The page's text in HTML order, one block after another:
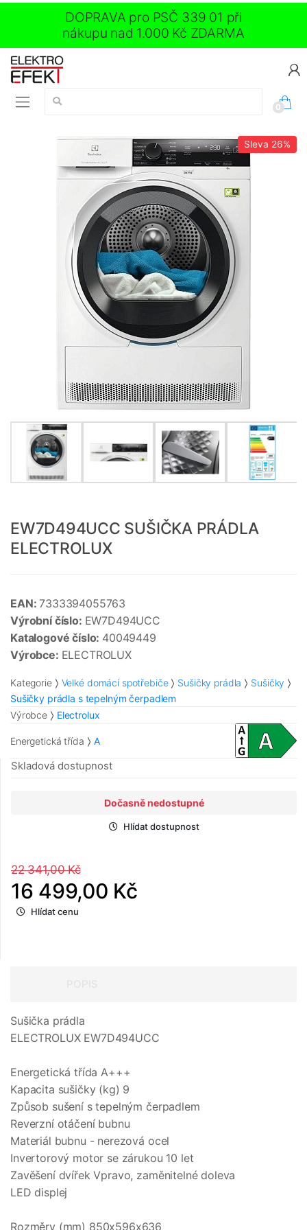
DOPRAVA pro PSČ 339 01 při
nákupu nad 1.000 Kč ZDARMA
Vyhledávání:
0
Sleva 26%
EW7D494UCC SUŠIČKA PRÁDLA
ELECTROLUX
EAN: 7333394055763
Výrobní číslo: EW7D494UCC
Katalogové číslo: 40049449
Výrobce: ELECTROLUX
Kategorie Velké domácí spotřebiče Sušičky prádla
Sušičky
Sušičky prádla s tepelným čerpadlem
Výrobce
Electrolux
Energetická třída A
Skladová dostupnost
Dočasně nedostupné
Hlídat dostupnost
22 341,00 Kč
16 499,00 Kč
Hlídat cenu
Sušička prádla
ELECTROLUX EW7D494UCC
Energetická třída A+++
Kapacita sušičky (kg) 9
Způsob sušení s tepelným čerpadlem
Reverzní otáčení bubnu
Materiál bubnu - nerezová ocel
Invertorový motor se zárukou 10 let
Zavěšení dvířek Vpravo, zaměnitelné doleva
LED displej
Rozměry (mm) 850x596x636